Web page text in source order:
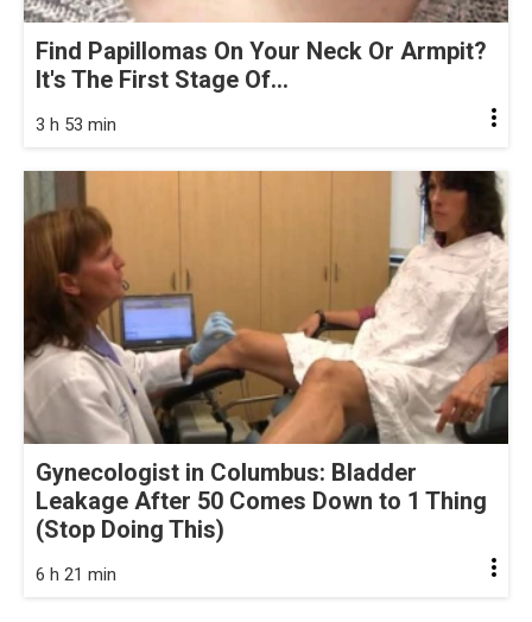
Find Papillomas On Your Neck Or Armpit?
It's The First Stage Of...
3 h 53 min
Gynecologist in Columbus: Bladder
Leakage After 50 Comes Down to 1 Thing
(Stop Doing This)
6 h 21 min